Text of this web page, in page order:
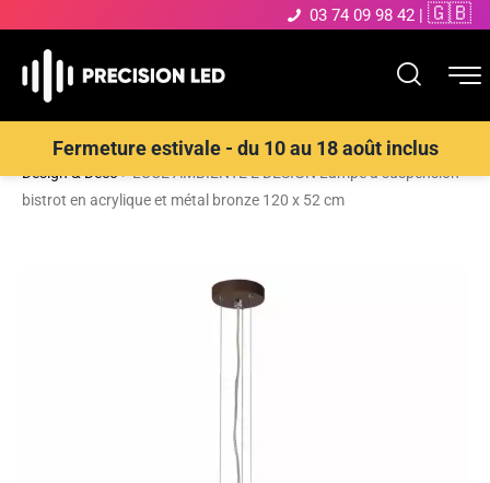
03 74 09 98 42 | 🇬🇧
Fermeture estivale - du 10 au 18 août inclus
Accueil>Boutique>ECLAIRAGE INTERIEUR LED>Suspensions
Design & Déco>LUCE AMBIENTE E DESIGN Lampe à suspension
bistrot en acrylique et métal bronze 120 x 52 cm